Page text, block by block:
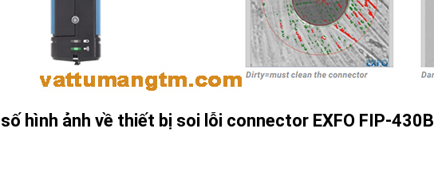
hình ảnh về thiết bị soi lỗi connector EXFO FIP-430B